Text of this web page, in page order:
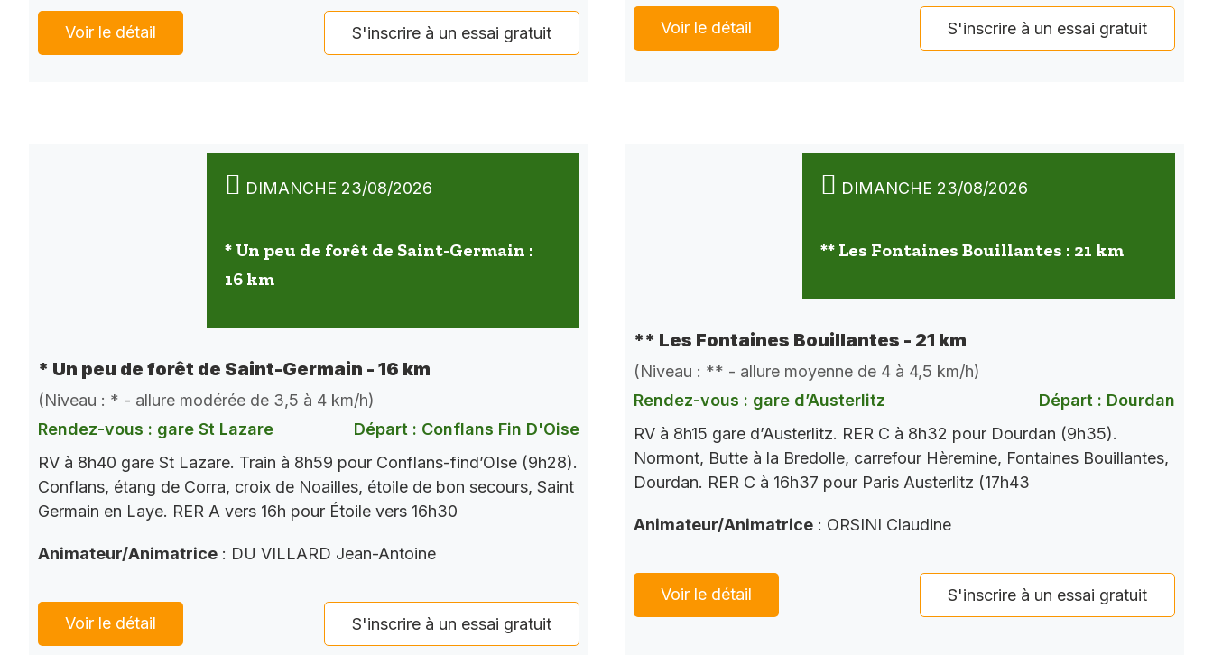
Voir le détail S'inscrire à un essai gratuit Voir le détail S'inscrire à un essai gratuit
DIMANCHE 23/08/2026
* Un peu de forêt de Saint-Germain :
16 km
* Un peu de forêt de Saint-Germain - 16 km
(Niveau : * - allure modérée de 3,5 à 4 km/h)
Rendez-vous : gare St Lazare
Départ : Conflans Fin D'Oise
RV à 8h40 gare St Lazare. Train à 8h59 pour Conflans-find’OIse (9h28).
Conflans, étang de Corra, croix de Noailles, étoile de bon secours, Saint
Germain en Laye. RER A vers 16h pour Étoile vers 16h30
Animateur/Animatrice : DU VILLARD Jean-Antoine
Voir le détail S'inscrire à un essai gratuit
DIMANCHE 23/08/2026
** Les Fontaines Bouillantes : 21 km
** Les Fontaines Bouillantes - 21 km
(Niveau : ** - allure moyenne de 4 à 4,5 km/h)
Rendez-vous : gare d’Austerlitz
Départ : Dourdan
RV à 8h15 gare d’Austerlitz. RER C à 8h32 pour Dourdan (9h35).
Normont, Butte à la Bredolle, carrefour Hèremine, Fontaines Bouillantes,
Dourdan. RER C à 16h37 pour Paris Austerlitz (17h43
Animateur/Animatrice : ORSINI Claudine
Voir le détail S'inscrire à un essai gratuit